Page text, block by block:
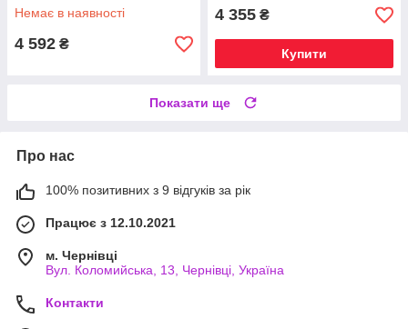
Немає в наявності
4 592 ₴
4 355 ₴
Купити
Показати ще
Про нас
100% позитивних з 9 відгуків за рік
Працює з 12.10.2021
м. Чернівці
Вул. Коломийська, 13, Чернівці, Україна
Контакти